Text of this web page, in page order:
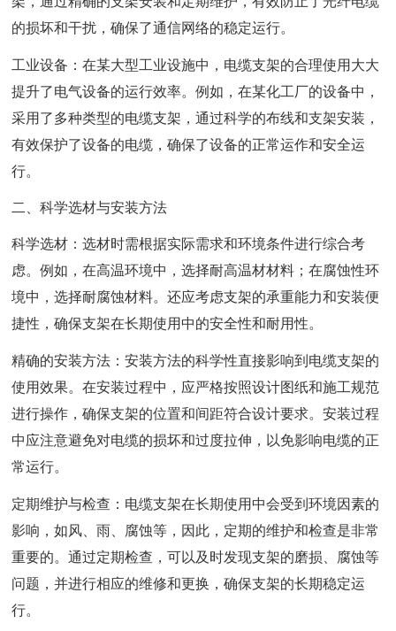
的损坏和干扰，确保了通信网络的稳定运行。
工业设备：在某大型工业设施中，电缆支架的合理使用大大
提升了电气设备的运行效率。例如，在某化工厂的设备中，
采用了多种类型的电缆支架，通过科学的布线和支架安装，
有效保护了设备的电缆，确保了设备的正常运作和安全运
行。
二、科学选材与安装方法
科学选材：选材时需根据实际需求和环境条件进行综合考
虑。例如，在高温环境中，选择耐高温材材料；在腐蚀性环
境中，选择耐腐蚀材料。还应考虑支架的承重能力和安装便
捷性，确保支架在长期使用中的安全性和耐用性。
精确的安装方法：安装方法的科学性直接影响到电缆支架的
使用效果。在安装过程中，应严格按照设计图纸和施工规范
进行操作，确保支架的位置和间距符合设计要求。安装过程
中应注意避免对电缆的损坏和过度拉伸，以免影响电缆的正
常运行。
定期维护与检查：电缆支架在长期使用中会受到环境因素的
影响，如风、雨、腐蚀等，因此，定期的维护和检查是非常
重要的。通过定期检查，可以及时发现支架的磨损、腐蚀等
问题，并进行相应的维修和更换，确保支架的长期稳定运
行。